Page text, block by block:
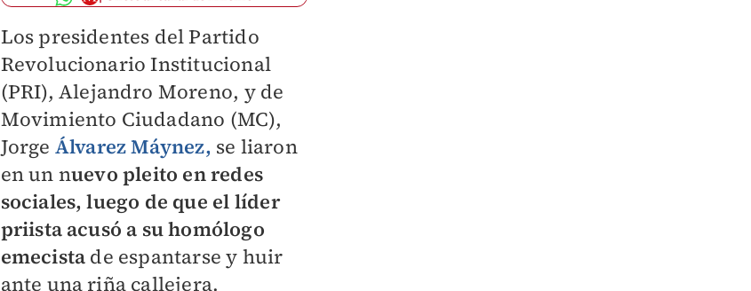
Los presidentes del Partido
Revolucionario Institucional
(PRI), Alejandro Moreno, y de
Movimiento Ciudadano (MC),
Jorge Álvarez Máynez, se liaron
en un nuevo pleito en redes
sociales, luego de que el líder
priista acusó a su homólogo
emecista de espantarse y huir
ante una riña callejera.